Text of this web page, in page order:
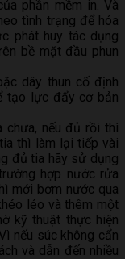
phần mềm in. Và
tình trạng để hóa
phát huy tác dụng
bề mặt đầu phun
dây thun cố định
tạo lực đẩy cơ bản
nếu đủ rồi thì
thì làm lại tiếp vài
đủ tia hãy sử dụng
hợp nước rửa
mới bơm nước qua
léo và thêm một
kỹ thuật thực hiện
nếu súc không cẩn
và dẫn đến nhiều